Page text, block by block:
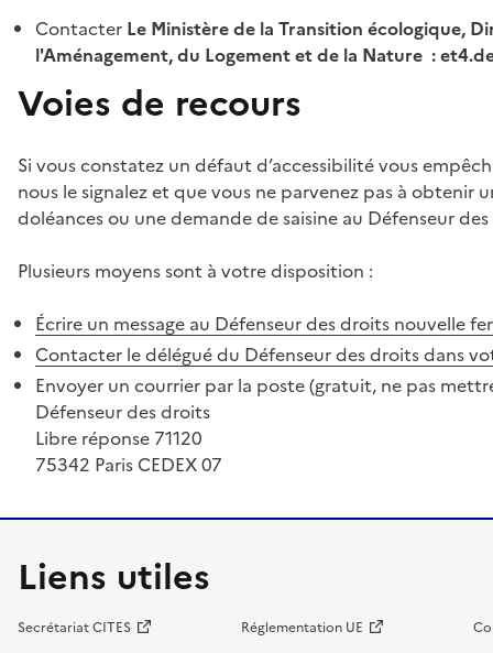
Contacter Le Ministère de la Transition écologique,
l'Aménagement, du Logement et de la Nature :
Voies de recours
Si vous constatez un défaut d’accessibilité vous
nous le signalez et que vous ne parvenez pas à
doléances ou une demande de saisine au Défenseur
Plusieurs moyens sont à votre disposition :
Écrire un message au Défenseur des droits nouvelle
Contacter le délégué du Défenseur des droits dans
Envoyer un courrier par la poste (gratuit, ne pas
Défenseur des droits
Libre réponse 71120
75342 Paris CEDEX 07
Liens utiles
Secrétariat CITES Réglementation UE